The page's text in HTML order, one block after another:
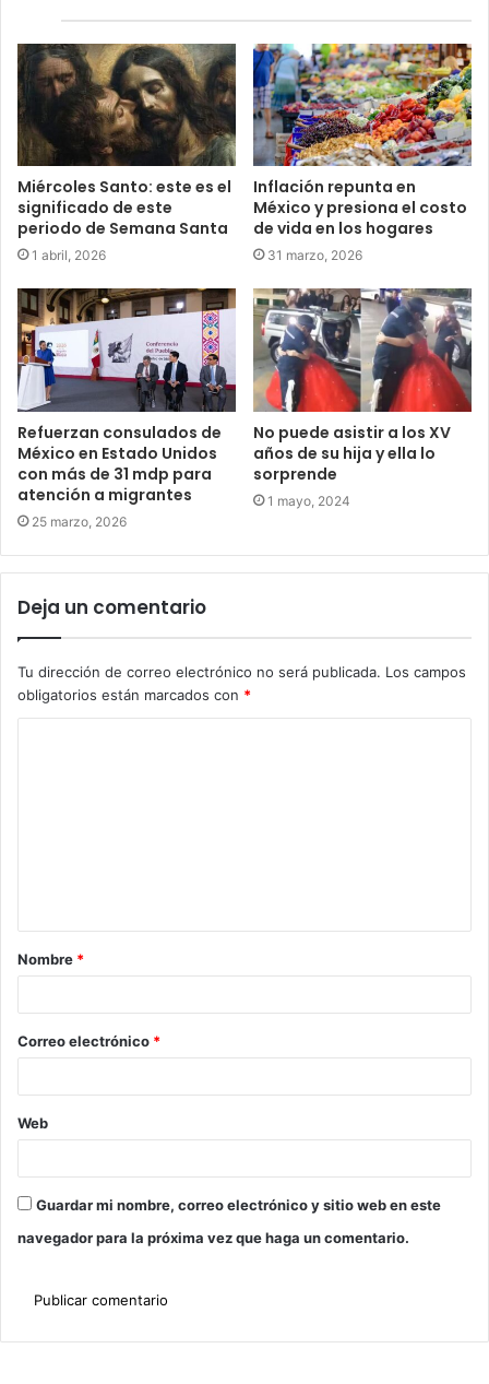
Miércoles Santo: este es el
significado de este
periodo de Semana Santa
1 abril, 2026
Inflación repunta en
México y presiona el costo
de vida en los hogares
31 marzo, 2026
Refuerzan consulados de
México en Estado Unidos
con más de 31 mdp para
atención a migrantes
25 marzo, 2026
No puede asistir a los XV
años de su hija y ella lo
sorprende
1 mayo, 2024
Deja un comentario
Tu dirección de correo electrónico no será publicada. Los campos
obligatorios están marcados con *
Nombre *
Correo electrónico *
Web
Guardar mi nombre, correo electrónico y sitio web en este
navegador para la próxima vez que haga un comentario.